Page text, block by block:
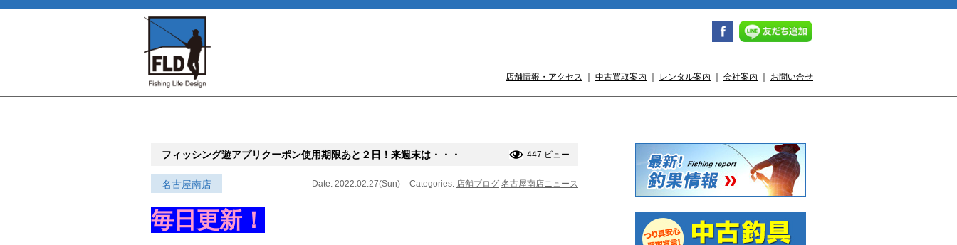
店舗情報・アクセス 中古買取案内 レンタル案内 会社案内 お問い合せ
フィッシング遊アプリクーポン使用期限あと２日！来週末は・・・ 447 ビュー
名古屋南店 Date: 2022.02.27(Sun) Categories: 店舗ブログ 名古屋南店ニュース
毎日更新！